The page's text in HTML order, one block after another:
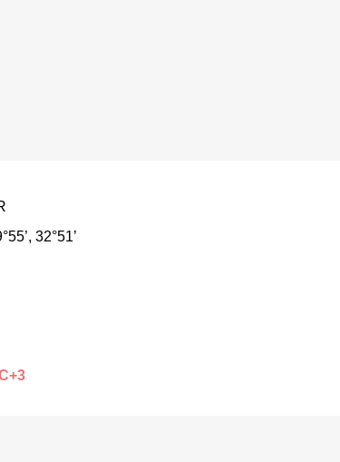
32°51’